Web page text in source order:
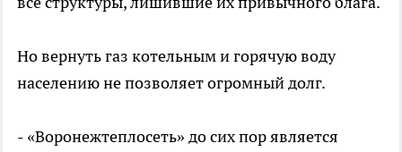
Но вернуть газ котельным и горячую воду
населению не позволяет огромный долг.
- «Воронежтеплосеть» до сих пор является